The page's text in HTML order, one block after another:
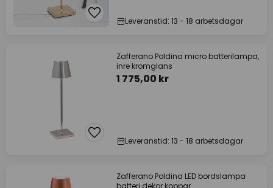
Leveranstid: 13 - 18 arbetsdagar
Zafferano Poldina micro batterilampa,
inre kromglans
1 775,00 kr
Leveranstid: 13 - 18 arbetsdagar
Zafferano Poldina LED bordslampa
batteri dekor koppar